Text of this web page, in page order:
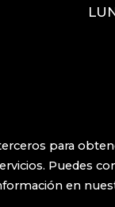
para
Puedes
en